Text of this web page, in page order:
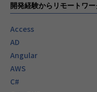
開発経験からリモートワ
Access
AD
Angular
AWS
C#